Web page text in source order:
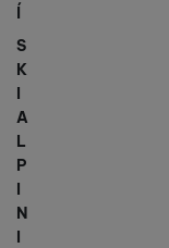
Í
S
K
I
A
L
P
I
N
I